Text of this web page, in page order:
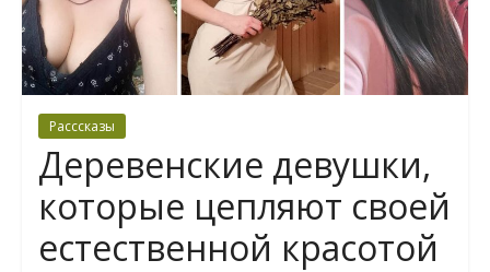
Расссказы
Деревенские девушки,
которые цепляют своей
естественной красотой